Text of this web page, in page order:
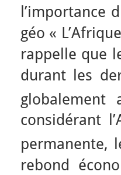
l’importance
géo «
rappelle que
durant les
considérant
permanente,
rebond